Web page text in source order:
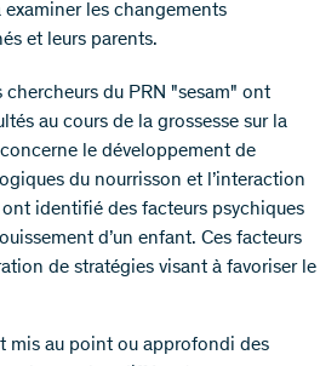
examiner les changements
et leurs parents.
du PRN "sesam" ont
au cours de la grossesse sur la
le développement de
du nourrisson et l’interaction
identifié des facteurs psychiques
d’un enfant. Ces facteurs
de stratégies visant à favoriser le
mis au point ou approfondi des